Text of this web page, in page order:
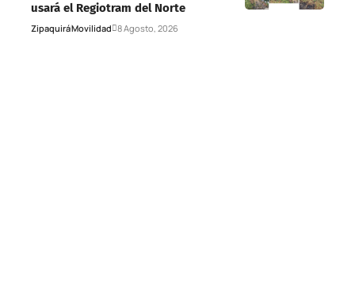
usará el Regiotram del Norte
ZipaquiráMovilidad 8 Agosto, 2026